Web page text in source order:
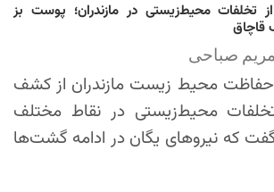
محیط‌زیستی در مازندران؛ پوست بز
مریم صباحی
حفاظت محیط زیست مازندران از کشف
تخلفات محیط‌زیستی در نقاط مختلف
که نیروهای یگان در ادامه گشت‌ها